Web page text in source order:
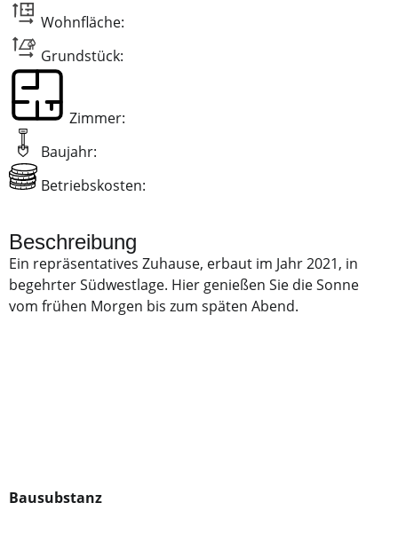
Wohnfläche:
Grundstück:
Zimmer:
Baujahr:
Betriebskosten:
Beschreibung
Ein repräsentatives Zuhause, erbaut im Jahr 2021, in
begehrter Südwestlage. Hier genießen Sie die Sonne
vom frühen Morgen bis zum späten Abend.
Bausubstanz